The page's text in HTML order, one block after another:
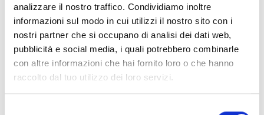
analizzare il nostro traffico. Condividiamo inoltre
informazioni sul modo in cui utilizzi il nostro sito con i
nostri partner che si occupano di analisi dei dati web,
pubblicità e social media, i quali potrebbero combinarle
con altre informazioni che hai fornito loro o che hanno
raccolto dal tuo utilizzo dei loro servizi.
Accesorios bases EB00 - Materiales(47)
Accesorios para la prueba de detectores - Materiales